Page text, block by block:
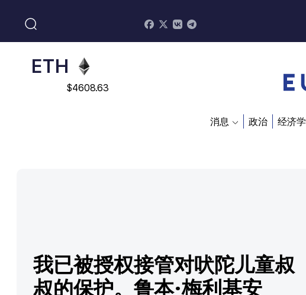
ADA
$0.868816
ETH
$4608.63
消息 政治 经济学
我已被授权接管对吠陀儿童叔
叔的保护。鲁本·梅利基安